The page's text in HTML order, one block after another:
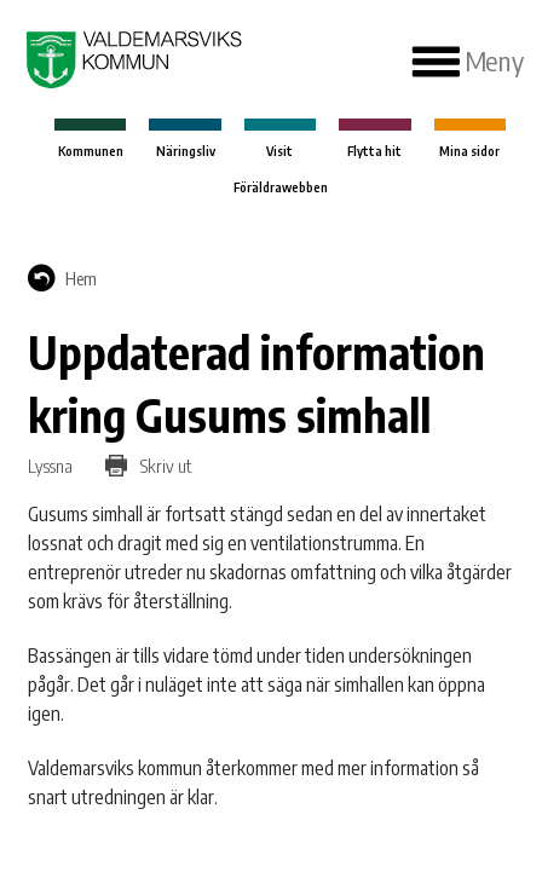
Meny
Kommunen Näringsliv Visit Flytta hit Mina sidor
Föräldrawebben
Hem
Uppdaterad information
kring Gusums simhall
Lyssna Skriv ut
Gusums simhall är fortsatt stängd sedan en del av innertaket
lossnat och dragit med sig en ventilationstrumma. En
entreprenör utreder nu skadornas omfattning och vilka åtgärder
som krävs för återställning.
Bassängen är tills vidare tömd under tiden undersökningen
pågår. Det går i nuläget inte att säga när simhallen kan öppna
igen.
Valdemarsviks kommun återkommer med mer information så
snart utredningen är klar.